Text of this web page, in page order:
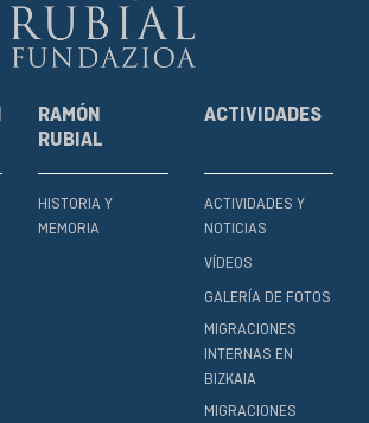
RAMÓN
RUBIAL
HISTORIA Y
MEMORIA
ACTIVIDADES
ACTIVIDADES Y
NOTICIAS
VÍDEOS
GALERÍA DE FOTOS
MIGRACIONES
INTERNAS EN
BIZKAIA
MIGRACIONES